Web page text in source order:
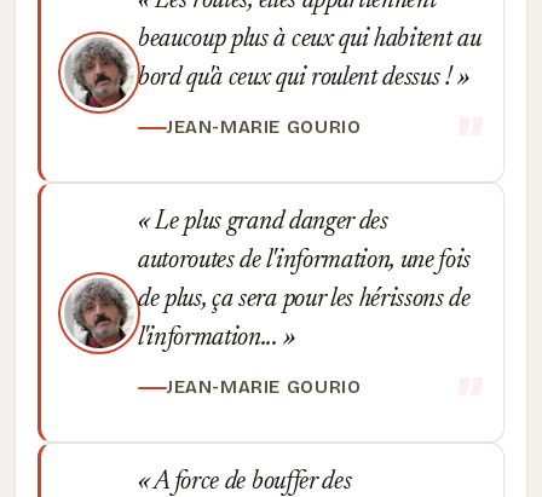
beaucoup plus à ceux qui habitent au
bord qu'à ceux qui roulent dessus !
JEAN-MARIE GOURIO
Le plus grand danger des
autoroutes de l'information, une fois
de plus, ça sera pour les hérissons de
l'information...
JEAN-MARIE GOURIO
A force de bouffer des